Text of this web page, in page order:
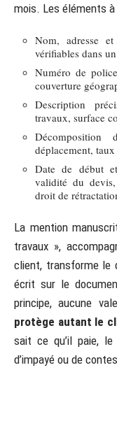
mois. Les éléments
Nom, adresse
vérifiables dans
Numéro de
couverture
Description
travaux, surface
déplacement,
Date de début
validité du
droit de
La mention
travaux »,
client, transforme le
écrit sur le
principe, aucune
protège autant le
sait ce qu’il paie, le
d’impayé ou de